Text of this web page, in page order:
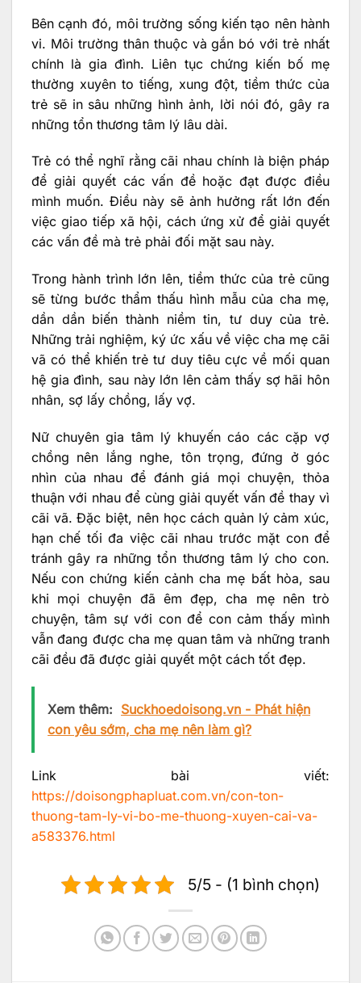
Bên cạnh đó, môi trường sống kiến tạo nên hành
vi. Môi trường thân thuộc và gắn bó với trẻ nhất
chính là gia đình. Liên tục chứng kiến bố mẹ
thường xuyên to tiếng, xung đột, tiềm thức của
trẻ sẽ in sâu những hình ảnh, lời nói đó, gây ra
những tổn thương tâm lý lâu dài.
Trẻ có thể nghĩ rằng cãi nhau chính là biện pháp
để giải quyết các vấn đề hoặc đạt được điều
mình muốn. Điều này sẽ ảnh hưởng rất lớn đến
việc giao tiếp xã hội, cách ứng xử để giải quyết
các vấn đề mà trẻ phải đối mặt sau này.
Trong hành trình lớn lên, tiềm thức của trẻ cũng
sẽ từng bước thẩm thấu hình mẫu của cha mẹ,
dần dần biến thành niềm tin, tư duy của trẻ.
Những trải nghiệm, ký ức xấu về việc cha mẹ cãi
vã có thể khiến trẻ tư duy tiêu cực về mối quan
hệ gia đình, sau này lớn lên cảm thấy sợ hãi hôn
nhân, sợ lấy chồng, lấy vợ.
Nữ chuyên gia tâm lý khuyến cáo các cặp vợ
chồng nên lắng nghe, tôn trọng, đứng ở góc
nhìn của nhau để đánh giá mọi chuyện, thỏa
thuận với nhau để cùng giải quyết vấn đề thay vì
cãi vã. Đặc biệt, nên học cách quản lý cảm xúc,
hạn chế tối đa việc cãi nhau trước mặt con để
tránh gây ra những tổn thương tâm lý cho con.
Nếu con chứng kiến cảnh cha mẹ bất hòa, sau
khi mọi chuyện đã êm đẹp, cha mẹ nên trò
chuyện, tâm sự với con để con cảm thấy mình
vẫn đang được cha mẹ quan tâm và những tranh
cãi đều đã được giải quyết một cách tốt đẹp.
Xem thêm: Suckhoedoisong.vn - Phát hiện
con yêu sớm, cha mẹ nên làm gì?
Link bài viết:
https://doisongphapluat.com.vn/con-ton-
thuong-tam-ly-vi-bo-me-thuong-xuyen-cai-va-
a583376.html
5/5 - (1 bình chọn)